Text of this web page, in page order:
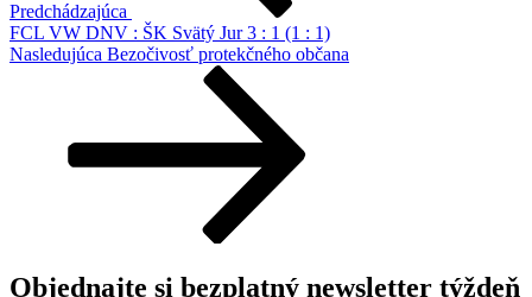
Predchádzajúca
FCL VW DNV : ŠK Svätý Jur 3 : 1 (1 : 1)
Ďalší
Nasledujúca Bezočivosť protekčného občana
Objednajte si bezplatný newsletter týždeň